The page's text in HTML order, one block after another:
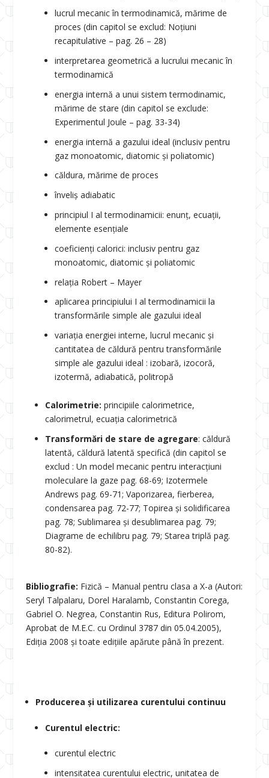
lucrul mecanic în termodinamică, mărime de
proces (din capitol se exclud: Noțiuni
recapitulative – pag. 26 – 28)
interpretarea geometrică a lucrului mecanic în
termodinamică
energia internă a unui sistem termodinamic,
mărime de stare (din capitol se exclude:
Experimentul Joule – pag. 33-34)
energia internă a gazului ideal (inclusiv pentru
gaz monoatomic, diatomic și poliatomic)
căldura, mărime de proces
înveliș adiabatic
principiul I al termodinamicii: enunț, ecuații,
elemente esențiale
coeficienți calorici: inclusiv pentru gaz
monoatomic, diatomic și poliatomic
relația Robert – Mayer
aplicarea principiului I al termodinamicii la
transformările simple ale gazului ideal
variația energiei interne, lucrul mecanic și
cantitatea de căldură pentru transformările
simple ale gazului ideal : izobară, izocoră,
izotermă, adiabatică, politropă
Calorimetrie: principiile calorimetrice,
calorimetrul, ecuația calorimetrică
Transformări de stare de agregare: căldură
latentă, căldură latentă specifică (din capitol se
exclud : Un model mecanic pentru interacțiuni
moleculare la gaze pag. 68-69; Izotermele
Andrews pag. 69-71; Vaporizarea, fierberea,
condensarea pag. 72-77; Topirea și solidificarea
pag. 78; Sublimarea și desublimarea pag. 79;
Diagrame de echilibru pag. 79; Starea triplă pag.
80-82).
Bibliografie: Fizică – Manual pentru clasa a X-a (Autori:
Seryl Talpalaru, Dorel Haralamb, Constantin Corega,
Gabriel O. Negrea, Constantin Rus, Editura Polirom,
Aprobat de M.E.C. cu Ordinul 3787 din 05.04.2005),
Ediția 2008 și toate edițiile apărute până în prezent.
Producerea și utilizarea curentului continuu
Curentul electric:
curentul electric
intensitatea curentului electric, unitatea de